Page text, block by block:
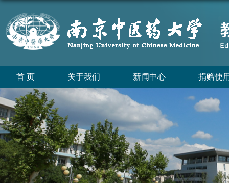
首 页 关于我们 新闻中心 捐赠使